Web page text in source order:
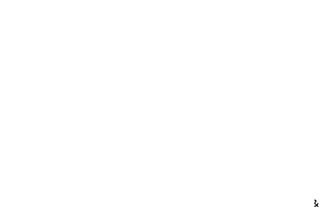
Politik